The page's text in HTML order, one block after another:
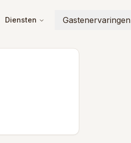
Diensten Gastenervaringen